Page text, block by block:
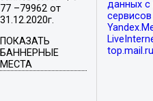
77 –79962 от
31.12.2020г.
ПОКАЗАТЬ
БАННЕРНЫЕ
МЕСТА
данных
сервисов
top.mail.ru